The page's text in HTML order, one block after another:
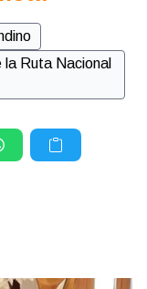
Ruta Nacional